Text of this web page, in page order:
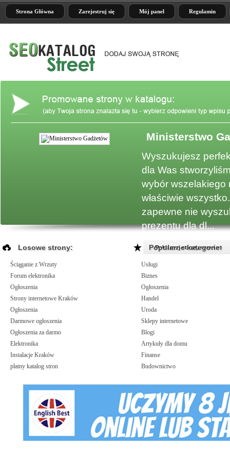
Strona Główna Zarejestruj się Mój panel Regulamin
Ministerstwo
Wyszukujesz
dla Was
wybór wszelakiego
właściwie
zapewne nie
prezentu dla dl...
Reklamuj strony www >>
Losowe strony:
Ściąganie z Wrzuty
Forum elektronika
Ogłoszenia
Strony internetowe Kraków
Ogłoszenia
Darmowe ogłoszenia
Ogłoszenia za darmo
Elektronika
Instalacje Kraków
płatny katalog stron
Popularne kategorie:
Usługi
Biznes
Ogłoszenia
Handel
Uroda
Sklepy internetowe
Blogi
Artykuły dla domu
Finanse
Budownictwo